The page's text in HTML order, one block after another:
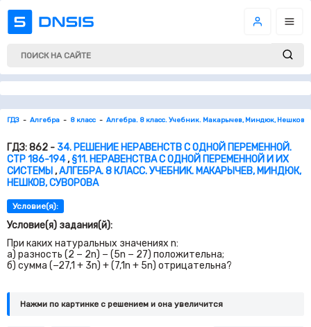
ГДЗ Алгебра 8 класс Алгебра. 8 класс. Учебник. Макарычев, Миндюк, Нешков,
ГДЗ: 862 - 34. РЕШЕНИЕ НЕРАВЕНСТВ С ОДНОЙ ПЕРЕМЕННОЙ.
СТР 186-194,§11. НЕРАВЕНСТВА С ОДНОЙ ПЕРЕМЕННОЙ И ИХ
СИСТЕМЫ,АЛГЕБРА. 8 КЛАСС. УЧЕБНИК. МАКАРЫЧЕВ, МИНДЮК,
НЕШКОВ, СУВОРОВА
Условие(я):
Условие(я) задания(й):
При каких натуральных значениях n:
а) разность (2 − 2n) − (5n − 27) положительна;
б) сумма (−27,1 + 3n) + (7,1n + 5n) отрицательна?
Нажми по картинке c решением и она увеличится